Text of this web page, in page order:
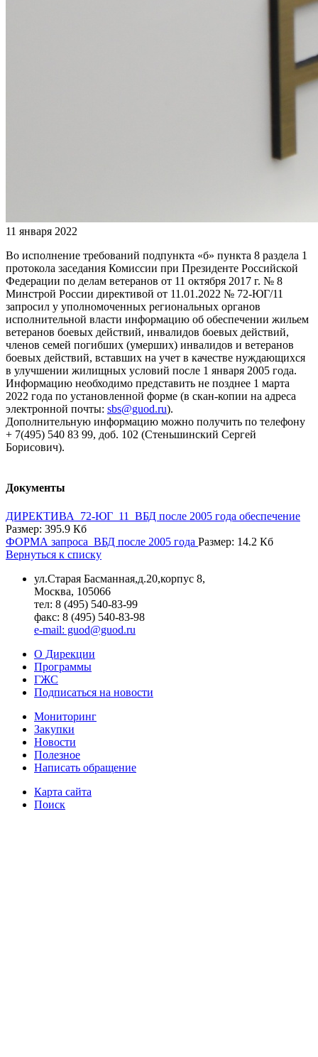
11 января 2022
Во исполнение требований подпункта «б» пункта 8 раздела 1
протокола заседания Комиссии при Президенте Российской
Федерации по делам ветеранов от 11 октября 2017 г. № 8
Минстрой России директивой от 11.01.2022 № 72-ЮГ/11
запросил у уполномоченных региональных органов
исполнительной власти информацию об обеспечении жильем
ветеранов боевых действий, инвалидов боевых действий,
членов семей погибших (умерших) инвалидов и ветеранов
боевых действий, вставших на учет в качестве нуждающихся
в улучшении жилищных условий после 1 января 2005 года.
Информацию необходимо представить не позднее 1 марта
2022 года по установленной форме (в скан-копии на адреса
электронной почты: sbs@guod.ru).
Дополнительную информацию можно получить по телефону
+ 7(495) 540 83 99, доб. 102 (Стеньшинский Сергей
Борисович).
Документы
ДИРЕКТИВА_72-ЮГ_11_ВБД после 2005 года обеспечение
Размер: 395.9 Кб
ФОРМА запроса_ВБД после 2005 года Размер: 14.2 Кб
Вернуться к списку
ул.Старая Басманная,д.20,корпус 8,
Москва, 105066
тел: 8 (495) 540-83-99
факс: 8 (495) 540-83-98
e-mail: guod@guod.ru
О Дирекции
Программы
ГЖС
Подписаться на новости
Мониторинг
Закупки
Новости
Полезное
Написать обращение
Карта сайта
Поиск